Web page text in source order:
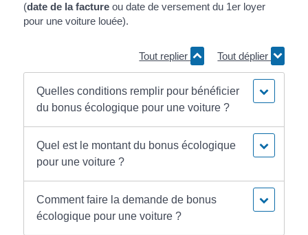
(date de la factureou date de versement du 1erloyer
pour une voiture louée).
Tout replier Tout déplier
Quelles conditions remplir pour bénéficier
du bonus écologique pour une voiture ?
Quel est le montant du bonus écologique
pour une voiture ?
Comment faire la demande de bonus
écologique pour une voiture ?